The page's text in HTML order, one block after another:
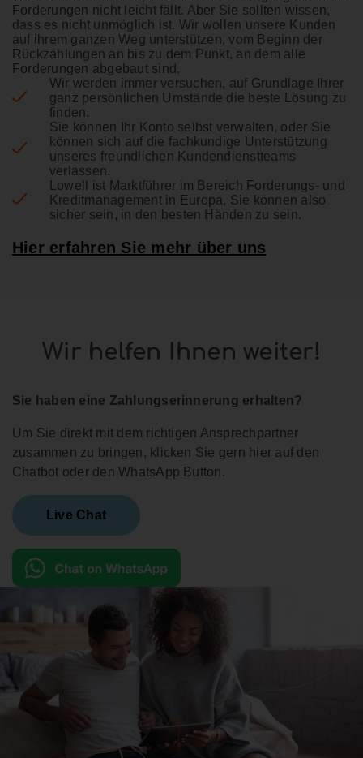
Forderungen nicht leicht fällt. Aber Sie sollten wissen,
dass es nicht unmöglich ist. Wir wollen unsere Kunden
auf ihrem ganzen Weg unterstützen, vom Beginn der
Rückzahlungen an bis zu dem Punkt, an dem alle
Forderungen abgebaut sind.
Wir werden immer versuchen, auf Grundlage Ihrer
ganz persönlichen Umstände die beste Lösung zu
finden.
Sie können Ihr Konto selbst verwalten, oder Sie
können sich auf die fachkundige Unterstützung
unseres freundlichen Kundendienstteams
verlassen.
Lowell ist Marktführer im Bereich Forderungs- und
Kreditmanagement in Europa, Sie können also
sicher sein, in den besten Händen zu sein.
Hier erfahren Sie mehr über uns
Wir helfen Ihnen weiter!
Sie haben eine Zahlungserinnerung erhalten?
Um Sie direkt mit dem richtigen Ansprechpartner
zusammen zu bringen, klicken Sie gern hier auf den
Chatbot oder den WhatsApp Button.
Live Chat